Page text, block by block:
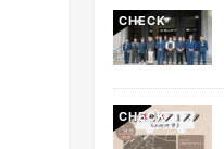
CHECK
CHECK